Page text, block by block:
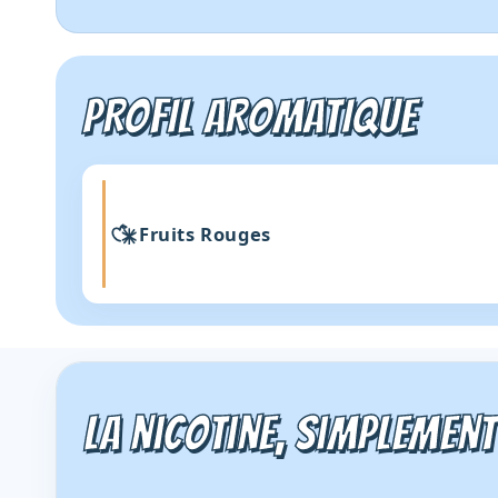
PROFIL AROMATIQUE
Fruits Rouges
La nicotine, simplement